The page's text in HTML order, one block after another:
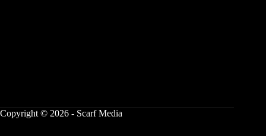
Copyright © 2026 - Scarf Media